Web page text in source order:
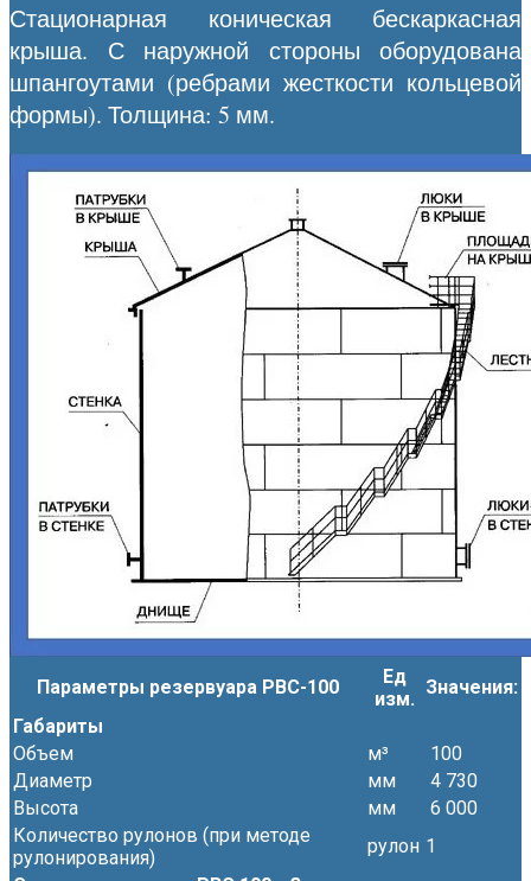
Стационарная коническая бескаркасная
крыша. С наружной стороны оборудована
шпангоутами (ребрами жесткости кольцевой
формы). Толщина: 5 мм.
Параметры резервуара РВС-100
Ед
изм.
Значения:
Габариты
Объем
м³
100
Диаметр
мм
4 730
Высота
мм
6 000
Количество рулонов (при методе
рулонирования)
рулон 1